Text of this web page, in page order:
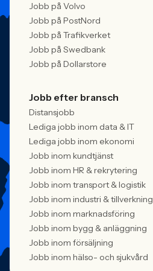
Jobb på Volvo
Jobb på PostNord
Jobb på Trafikverket
Jobb på Swedbank
Jobb på Dollarstore
Jobb efter bransch
Distansjobb
Lediga jobb inom data & IT
Lediga jobb inom ekonomi
Jobb inom kundtjänst
Jobb inom HR & rekrytering
Jobb inom transport & logistik
Jobb inom industri & tillverkning
Jobb inom marknadsföring
Jobb inom bygg & anläggning
Jobb inom försäljning
Jobb inom hälso- och sjukvård